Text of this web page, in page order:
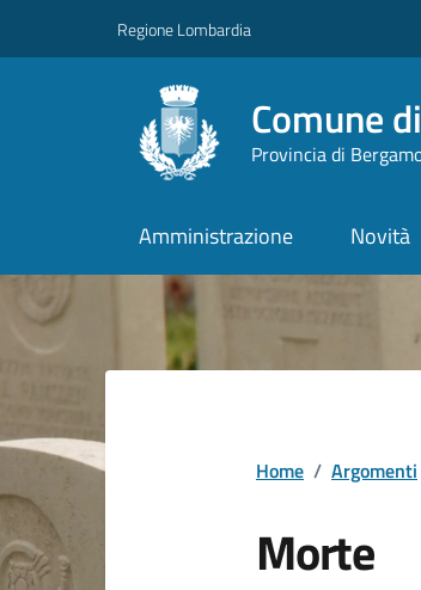
Regione Lombardia
Comune
Provincia di
Amministrazione Novità
Home / Argomenti
Morte